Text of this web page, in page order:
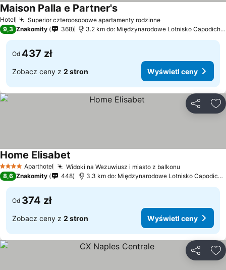
Hotel Superior czteroosobowe apartamenty rodzinneWyświetl ceny
Maison Palla e Partner'sWyświetl ceny
9,3 Znakomity 368 3.2 km do: Międzynarodowe Lotnisko
Od 437 zł
Zobacz ceny z 2 stron Wyświetl ceny
4 KategoriaAparthotel Widoki na Wezuwiusz i miasto z balkonu
Home Elisabet
8,6 Znakomity 448 3.3 km do: Międzynarodowe Lotnisko
Od 374 zł
Zobacz ceny z 2 stron Wyświetl ceny